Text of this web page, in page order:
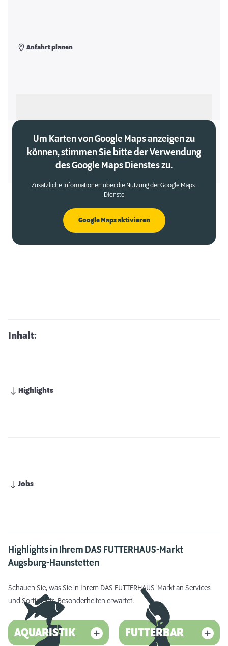
Anfahrt planen
Um Karten von Google Maps anzeigen zu
können, stimmen Sie bitte der Verwendung
des Google Maps Dienstes zu.
Zusätzliche Informationen über die Nutzung der Google Maps-
Dienste
Google Maps aktivieren
Inhalt:
Highlights
Jobs
Highlights in Ihrem DAS FUTTERHAUS-Markt
Augsburg-Haunstetten
Schauen Sie, was Sie in Ihrem DAS FUTTERHAUS-Markt an Services
und Sortiments-Besonderheiten erwartet.
AQUARISTIK FUTTERBAR